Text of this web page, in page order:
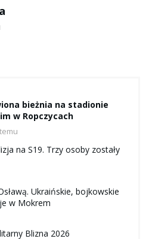
bieżnia na stadionie
w Ropczycach
na S19. Trzy osoby zostały
Ukraińskie, bojkowskie
w Mokrem
Blizna 2026